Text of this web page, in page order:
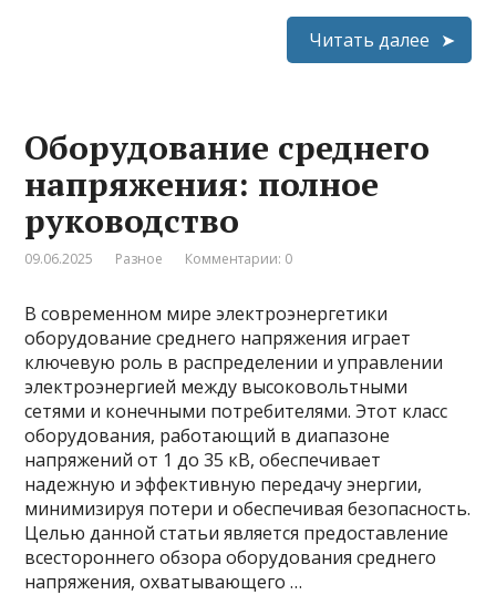
Читать далее
Оборудование среднего
напряжения: полное
руководство
09.06.2025 Разное Комментарии: 0
В современном мире электроэнергетики
оборудование среднего напряжения играет
ключевую роль в распределении и управлении
электроэнергией между высоковольтными
сетями и конечными потребителями. Этот класс
оборудования, работающий в диапазоне
напряжений от 1 до 35 кВ, обеспечивает
надежную и эффективную передачу энергии,
минимизируя потери и обеспечивая безопасность.
Целью данной статьи является предоставление
всестороннего обзора оборудования среднего
напряжения, охватывающего …